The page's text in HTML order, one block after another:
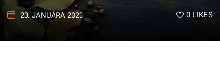
23. JANUÁRA 2023 0 LIKES